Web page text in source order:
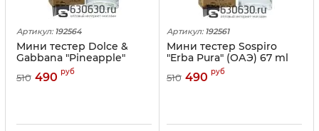
Артикул: 192564
Мини тестер Dolce &
Gabbana "Pineapple"
(ОАЭ) 67 ml
510 490 руб
Артикул: 192561
Мини тестер Sospiro
"Erba Pura" (ОАЭ) 67 ml
510 490 руб